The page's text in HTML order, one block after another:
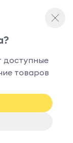
доступные
товаров